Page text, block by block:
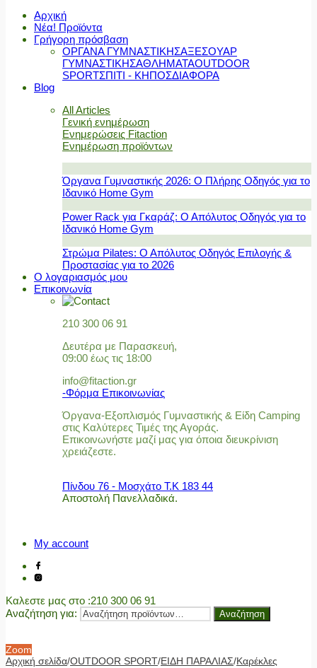
Αρχική
Νέα! Προϊόντα
Γρήγορη πρόσβαση
ΟΡΓΑΝΑ ΓΥΜΝΑΣΤΙΚΗΣΑΞΕΣΟΥΑΡ
ΓΥΜΝΑΣΤΙΚΗΣΑΘΛΗΜΑΤΑOUTDOOR
SPORTΣΠΙΤΙ - ΚΗΠΟΣΔΙΑΦΟΡΑ
Blog
All Articles
Γενική ενημέρωση
Ενημερώσεις Fitaction
Ενημέρωση προϊόντων
Όργανα Γυμναστικής 2026: Ο Πλήρης Οδηγός για το
Ιδανικό Home Gym
Power Rack για Γκαράζ: Ο Απόλυτος Οδηγός για το
Ιδανικό Home Gym
Στρώμα Pilates: Ο Απόλυτος Οδηγός Επιλογής &
Προστασίας για το 2026
Ο λογαριασμός μου
Επικοινωνία
210 300 06 91
Δευτέρα με Παρασκευή,
09:00 έως τις 18:00
info@fitaction.gr
-Φόρμα Επικοινωνίας
Όργανα-Εξοπλισμός Γυμναστικής & Είδη Camping
στις Καλύτερες Τιμές της Αγοράς.
Επικοινωνήστε μαζί μας για όποια διευκρίνιση
χρειάζεστε.
Πίνδου 76 - Μοσχάτο Τ.Κ 183 44
Αποστολή Πανελλαδικά.
My account
Καλεστε μας στο :210 300 06 91
Αναζήτηση για:
Αναζήτηση
Zoom
Αρχική σελίδα/OUTDOOR SPORT/ΕΙΔΗ ΠΑΡΑΛΙΑΣ/Καρέκλες